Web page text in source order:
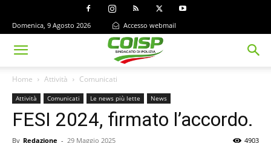
Domenica, 9 Agosto 2026 Accesso webmail
Home Attività Comunicati
Attività Comunicati Le news più lette News
FESI 2024, firmato l’accordo.
By Redazione - 29 Maggio 2025 4903